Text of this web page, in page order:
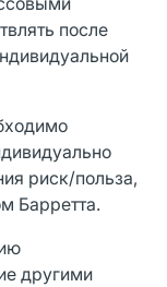
после
риск/польза,
Барретта.
другими